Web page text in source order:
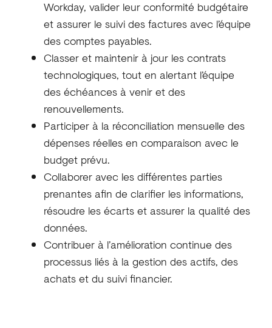
Workday, valider leur conformité budgétaire
et assurer le suivi des factures avec l’équipe
des comptes payables.
Classer et maintenir à jour les contrats
technologiques, tout en alertant l’équipe
des échéances à venir et des
renouvellements.
Participer à la réconciliation mensuelle des
dépenses réelles en comparaison avec le
budget prévu.
Collaborer avec les différentes parties
prenantes afin de clarifier les informations,
résoudre les écarts et assurer la qualité des
données.
Contribuer à l’amélioration continue des
processus liés à la gestion des actifs, des
achats et du suivi financier.